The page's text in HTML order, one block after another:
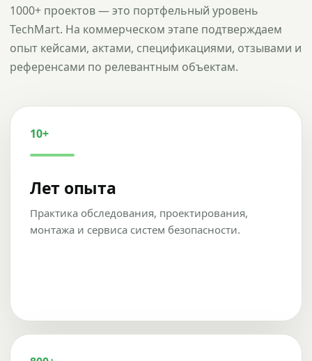
1000+ проектов — это портфельный уровень
TechMart. На коммерческом этапе подтверждаем
опыт кейсами, актами, спецификациями, отзывами и
референсами по релевантным объектам.
10+
Лет опыта
Практика обследования, проектирования,
монтажа и сервиса систем безопасности.